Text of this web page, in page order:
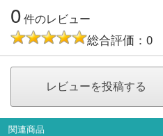
0件のレビュー
総合評価：0
関連商品